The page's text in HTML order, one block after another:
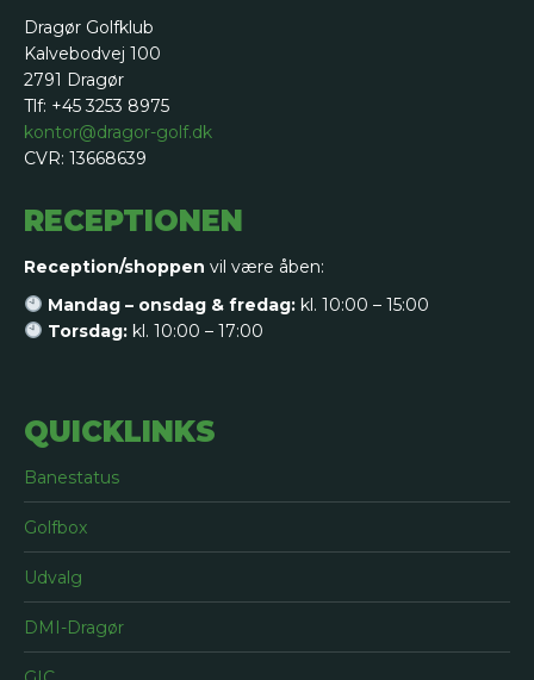
Dragør Golfklub
Kalvebodvej 100
2791 Dragør
Tlf: +45 3253 8975
kontor@dragor-golf.dk
CVR: 13668639
RECEPTIONEN
Reception/shoppen vil være åben:
Mandag – onsdag & fredag:kl. 10:00 – 15:00
Torsdag:kl. 10:00 – 17:00
QUICKLINKS
Banestatus
Golfbox
Udvalg
DMI-Dragør